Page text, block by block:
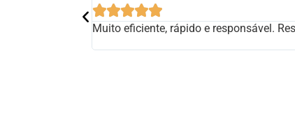

Muito eficiente, rápido e responsável.